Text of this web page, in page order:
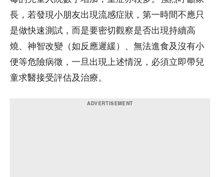
長，若發現小朋友出現流感症狀，第一時間不應只
是做快速測試，而是要密切觀察是否出現持續高
燒、神智改變（如反應遲緩）、無法進食及沒有小
便等危險病徵，一旦出現上述情況，必須立即帶兒
童求醫接受評估及治療。